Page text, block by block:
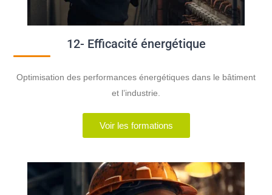
12- Efficacité énergétique
Optimisation des performances énergétiques dans le bâtiment
et l’industrie.
Voir les formations